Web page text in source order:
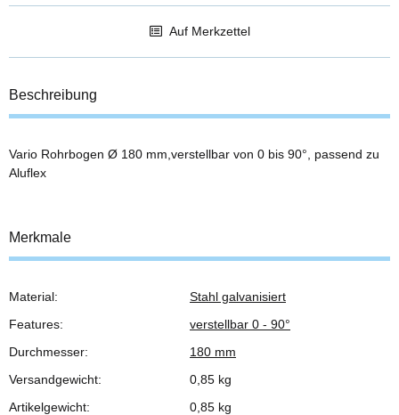
Auf Merkzettel
Beschreibung
Vario Rohrbogen Ø 180 mm,verstellbar von 0 bis 90°, passend zu
Aluflex
Merkmale
Produkteigenschaft
Wert
Material:
Stahl galvanisiert
Features:
verstellbar 0 - 90°
Durchmesser:
180 mm
Versandgewicht:
0,85 kg
Artikelgewicht:
0,85 kg